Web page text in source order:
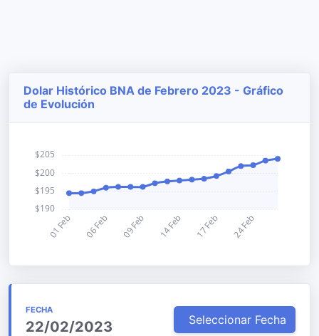
Dolar Histórico BNA de Febrero 2023 - Gráfico
de Evolución
FECHA
22/02/2023 Seleccionar Fecha